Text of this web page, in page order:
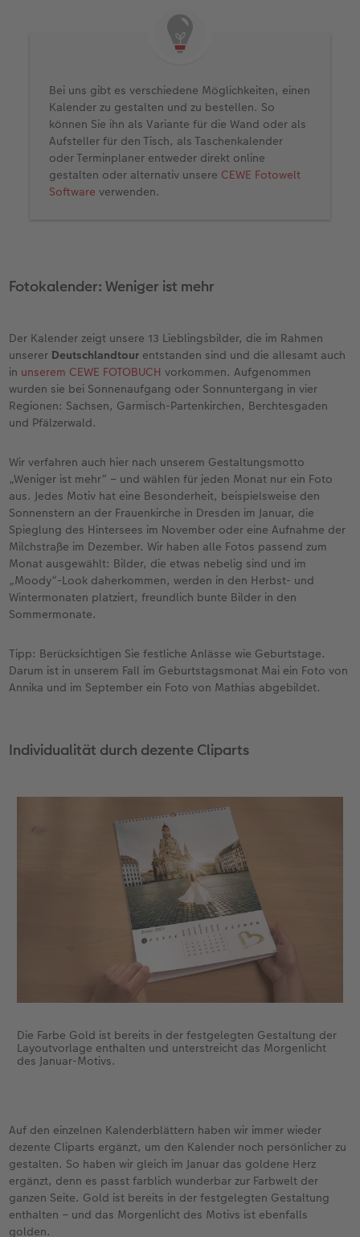
Bei uns gibt es verschiedene Möglichkeiten, einen
Kalender zu gestalten und zu bestellen. So
können Sie ihn als Variante für die Wand oder als
Aufsteller für den Tisch, als Taschenkalender
oder Terminplaner entweder direkt online
gestalten oder alternativ unsere CEWE Fotowelt
Software verwenden.
Fotokalender: Weniger ist mehr
Der Kalender zeigt unsere 13 Lieblingsbilder, die im Rahmen
unserer Deutschlandtour entstanden sind und die allesamt auch
in unserem CEWE FOTOBUCH vorkommen. Aufgenommen
wurden sie bei Sonnenaufgang oder Sonnuntergang in vier
Regionen: Sachsen, Garmisch-Partenkirchen, Berchtesgaden
und Pfälzerwald.
Wir verfahren auch hier nach unserem Gestaltungsmotto
„Weniger ist mehr“ – und wählen für jeden Monat nur ein Foto
aus. Jedes Motiv hat eine Besonderheit, beispielsweise den
Sonnenstern an der Frauenkirche in Dresden im Januar, die
Spieglung des Hintersees im November oder eine Aufnahme der
Milchstraße im Dezember. Wir haben alle Fotos passend zum
Monat ausgewählt: Bilder, die etwas nebelig sind und im
„Moody“-Look daherkommen, werden in den Herbst- und
Wintermonaten platziert, freundlich bunte Bilder in den
Sommermonate.
Tipp: Berücksichtigen Sie festliche Anlässe wie Geburtstage.
Darum ist in unserem Fall im Geburtstagsmonat Mai ein Foto von
Annika und im September ein Foto von Mathias abgebildet.
Individualität durch dezente Cliparts
Die Farbe Gold ist bereits in der festgelegten Gestaltung der
Layoutvorlage enthalten und unterstreicht das Morgenlicht
des Januar-Motivs.
Auf den einzelnen Kalenderblättern haben wir immer wieder
dezente Cliparts ergänzt, um den Kalender noch persönlicher zu
gestalten. So haben wir gleich im Januar das goldene Herz
ergänzt, denn es passt farblich wunderbar zur Farbwelt der
ganzen Seite. Gold ist bereits in der festgelegten Gestaltung
enthalten – und das Morgenlicht des Motivs ist ebenfalls
golden.